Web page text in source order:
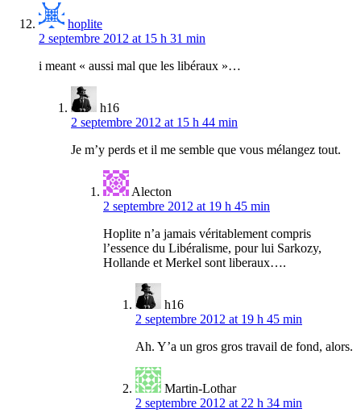
hoplite
2 septembre 2012 at 15 h 31 min
i meant « aussi mal que les libéraux »…
h16
2 septembre 2012 at 15 h 44 min
Je m’y perds et il me semble que vous mélangez tout.
Alecton
2 septembre 2012 at 19 h 45 min
Hoplite n’a jamais véritablement compris
l’essence du Libéralisme, pour lui Sarkozy,
Hollande et Merkel sont liberaux….
h16
2 septembre 2012 at 19 h 45 min
Ah. Y’a un gros gros travail de fond, alors.
Martin-Lothar
2 septembre 2012 at 22 h 34 min